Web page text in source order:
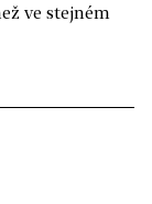
ve stejném